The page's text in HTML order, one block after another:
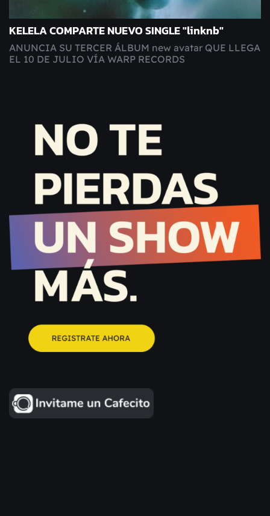
KELELA COMPARTE NUEVO SINGLE "linknb"
ANUNCIA SU TERCER ÁLBUM new avatar QUE LLEGA
EL 10 DE JULIO VÍA WARP RECORDS